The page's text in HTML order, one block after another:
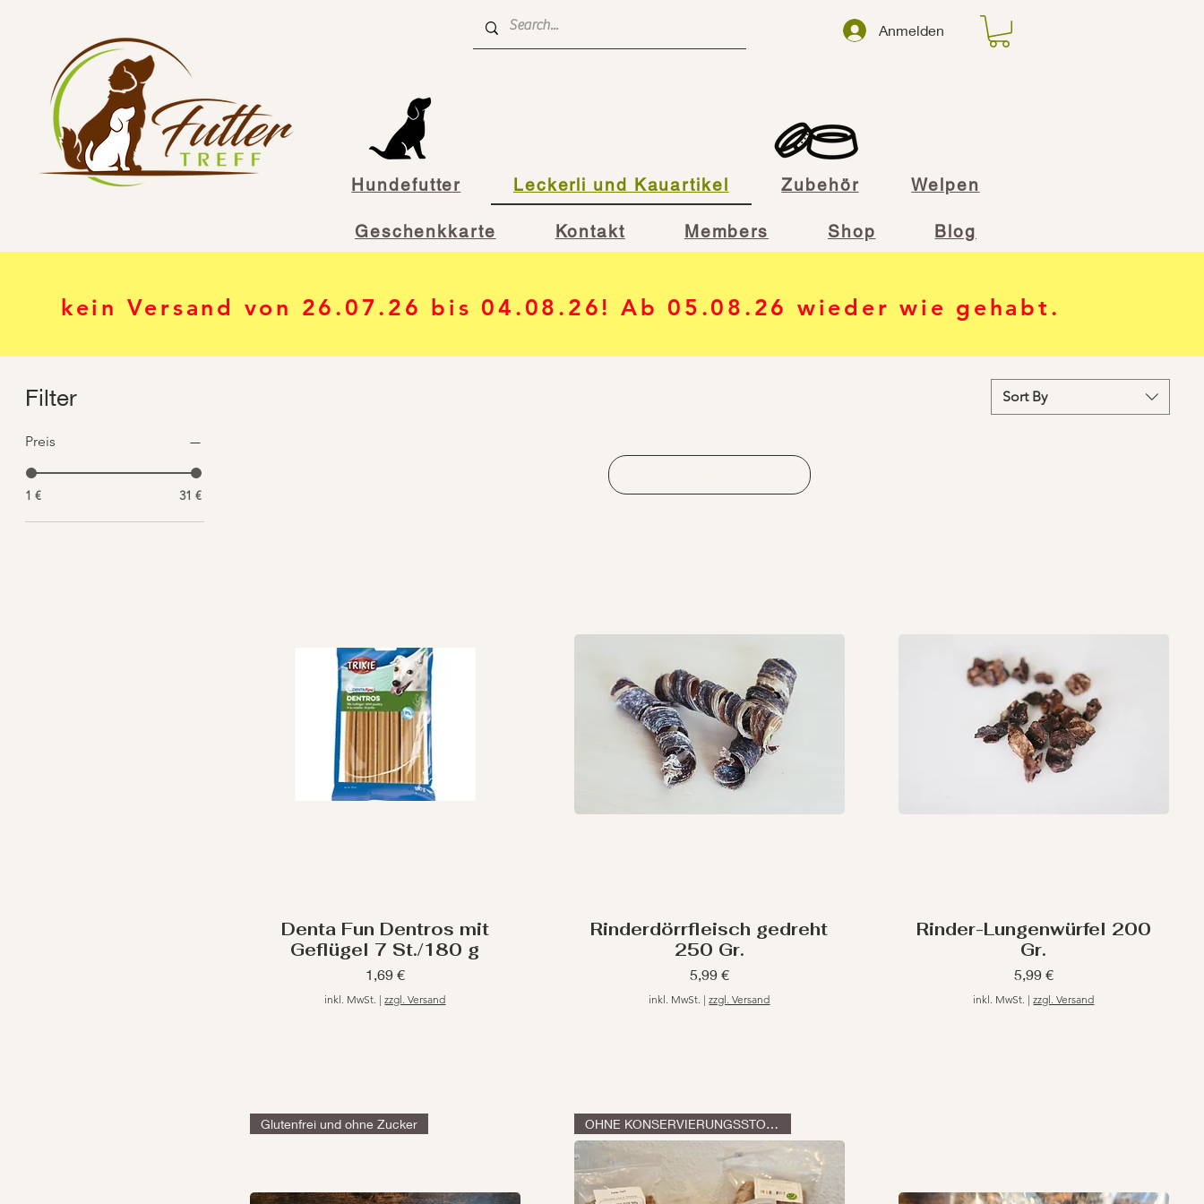
Anmelden
Hundefutter Leckerli und Kauartikel Zubehör Welpen
Geschenkkarte Kontakt Members Shop Blog
kein Versand von 26.07.26 bis 04.08.26! Ab 05.08.26 wieder wie gehabt.
Filter
Preis
1 € 31 €
Sort By
Denta Fun Dentros mit
Geflügel 7 St./180 g
Preis
1,69 €
inkl. MwSt. |zzgl. Versand
Rinderdörrfleisch gedreht
250 Gr.
Preis
5,99 €
inkl. MwSt. |zzgl. Versand
Rinder-Lungenwürfel 200
Gr.
Preis
5,99 €
inkl. MwSt. |zzgl. Versand
Glutenfrei und ohne Zucker OHNE KONSERVIERUNGSSTOFFE